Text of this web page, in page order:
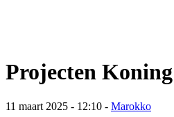
Projecten
11 maart 2025 - 12:10 - Marokko